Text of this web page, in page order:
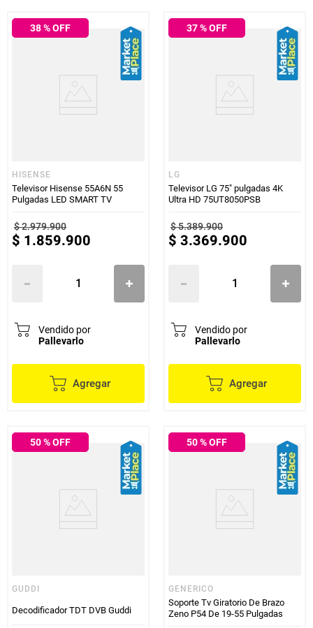
38% OFF
HISENSE
Televisor Hisense 55A6N 55
Pulgadas LED SMART TV
$2.979.900
$ 1.859.900
Vendido por
Pallevarlo
Agregar
37% OFF
LG
Televisor LG 75" pulgadas 4K
Ultra HD 75UT8050PSB
$5.389.900
$ 3.369.900
Vendido por
Pallevarlo
Agregar
50% OFF
GUDDI
Decodificador TDT DVB Guddi
50% OFF
GENERICO
Soporte Tv Giratorio De Brazo
Zeno P54 De 19-55 Pulgadas